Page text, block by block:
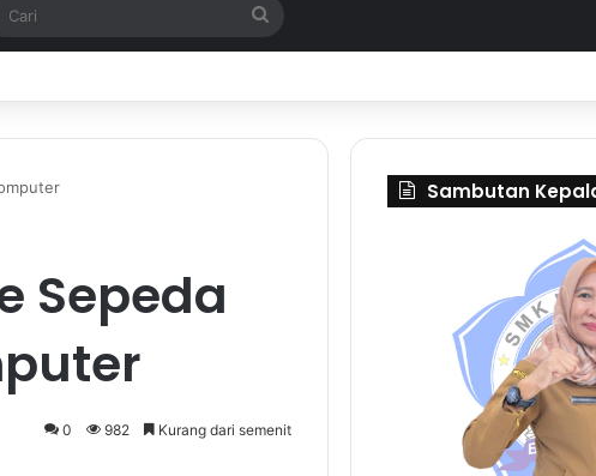
skin Cari
Negeri 1 Banjarmasin Borong Prestasi di Festival Borneo Marching Day 2026
Sepeda
0 982 Kurang dari semenit
Sambutan